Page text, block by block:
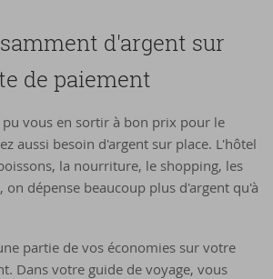
d'argent sur
de paiement
pu vous en sortir à bon prix pour le
aussi besoin d'argent sur place. L'hôtel
la nourriture, le shopping, les
on dépense beaucoup plus d'argent qu'à
partie de vos économies sur votre
Dans votre guide de voyage, vous